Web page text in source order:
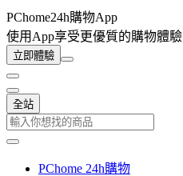
PChome24h購物App
使用App享受更優質的購物體驗
立即體驗
全站
PChome 24h購物